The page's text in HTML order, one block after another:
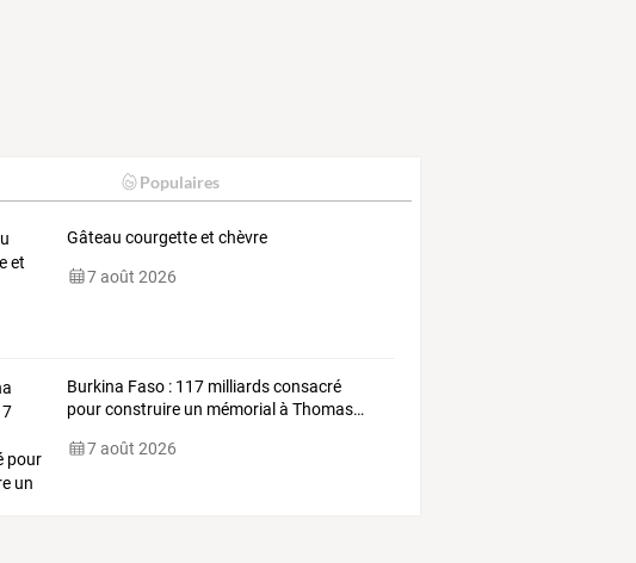
Populaires
Gâteau courgette et chèvre
7 août 2026
Burkina Faso : 117 milliardsconsacré
pourconstruire un mémorial à Thomas…
7 août 2026